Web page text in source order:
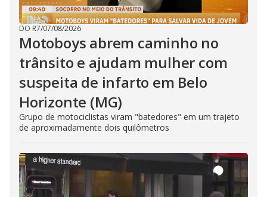
DO R7/07/08/2026
Motoboys abrem caminho no
trânsito e ajudam mulher com
suspeita de infarto em Belo
Horizonte (MG)
Grupo de motociclistas viram "batedores" em um trajeto
de aproximadamente dois quilômetros